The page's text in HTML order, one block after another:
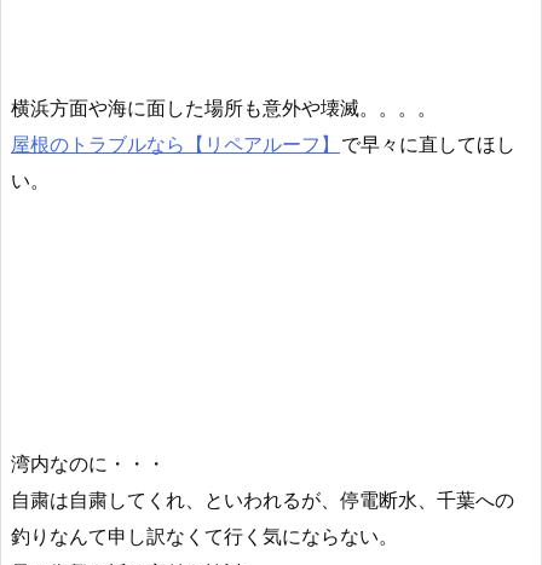
横浜方面や海に面した場所も意外や壊滅。。。。
屋根のトラブルなら【リペアルーフ】 で早々に直してほし
い。
湾内なのに・・・
自粛は自粛してくれ、といわれるが、停電断水、千葉への
釣りなんて申し訳なくて行く気にならない。